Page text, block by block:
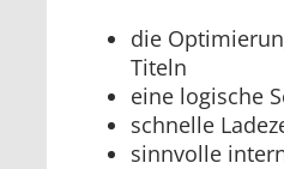
die
Titeln
eine logische
schnelle
sinnvolle